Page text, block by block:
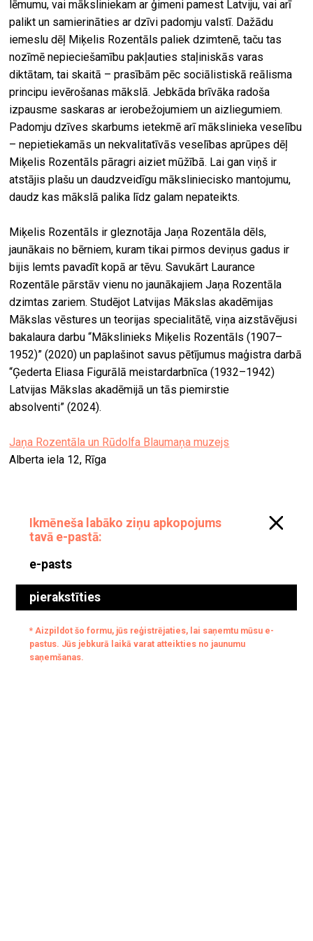
lēmumu, vai māksliniekam ar ģimeni pamest Latviju, vai arī
palikt un samierināties ar dzīvi padomju valstī. Dažādu
iemeslu dēļ Miķelis Rozentāls paliek dzimtenē, taču tas
nozīmē nepieciešamību pakļauties staļiniskās varas
diktātam, tai skaitā – prasībām pēc sociālistiskā reālisma
principu ievērošanas mākslā. Jebkāda brīvāka radoša
izpausme saskaras ar ierobežojumiem un aizliegumiem.
Padomju dzīves skarbums ietekmē arī mākslinieka veselību
– nepietiekamās un nekvalitatīvās veselības aprūpes dēļ
Miķelis Rozentāls pāragri aiziet mūžībā. Lai gan viņš ir
atstājis plašu un daudzveidīgu māksliniecisko mantojumu,
daudz kas mākslā palika līdz galam nepateikts.
Miķelis Rozentāls ir gleznotāja Jaņa Rozentāla dēls,
jaunākais no bērniem, kuram tikai pirmos deviņus gadus ir
bijis lemts pavadīt kopā ar tēvu. Savukārt Laurance
Rozentāle pārstāv vienu no jaunākajiem Jaņa Rozentāla
dzimtas zariem. Studējot Latvijas Mākslas akadēmijas
Mākslas vēstures un teorijas specialitātē, viņa aizstāvējusi
bakalaura darbu “Mākslinieks Miķelis Rozentāls (1907–
1952)” (2020) un paplašinot savus pētījumus maģistra darbā
“Ģederta Eliasa Figurālā meistardarbnīca (1932–1942)
Latvijas Mākslas akadēmijā un tās piemirstie
absolventi” (2024).
Jaņa Rozentāla un Rūdolfa Blaumaņa muzejs
Alberta iela 12, Rīga
Izstāde “Pirmavoti”
21. novembris, 2025–14. marts, 2026